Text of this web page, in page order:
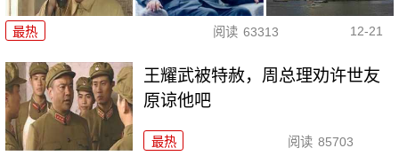
最热 阅读 63313 12-21
王耀武被特赦，周总理劝许世友
原谅他吧
最热 阅读 85703